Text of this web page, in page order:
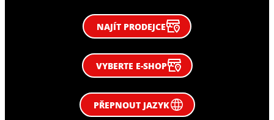
NAJÍT PRODEJCE
VYBERTE E-SHOP
PŘEPNOUT JAZYK